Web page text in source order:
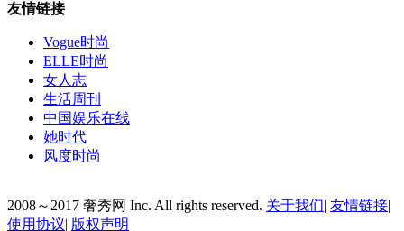
友情链接
Vogue时尚
ELLE时尚
女人志
生活周刊
中国娱乐在线
她时代
风度时尚
2008～2017 奢秀网 Inc. All rights reserved. 关于我们| 友情链接|
使用协议| 版权声明